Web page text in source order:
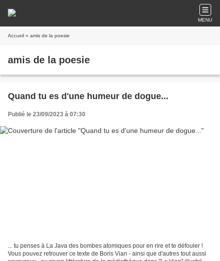
MENU
Accueil » amis de la poesie
amis de la poesie
Quand tu es d'une humeur de dogue...
Publié le 23/09/2023 à 07:30
... tu penses à La Java des bombes atomiques pour en rire et te défouler !
Vous pouvez retrouver ce texte de Boris Vian - ainsi que d'autres tout aussi